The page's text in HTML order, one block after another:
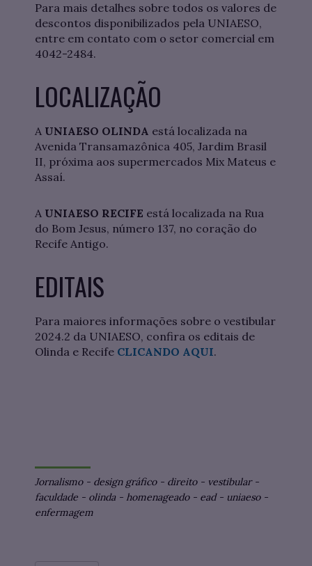
Para mais detalhes sobre todos os valores de
descontos disponibilizados pela UNIAESO,
entre em contato com o setor comercial em
4042-2484.
LOCALIZAÇÃO
A UNIAESO OLINDA está localizada na
Avenida Transamazônica 405, Jardim Brasil
II, próxima aos supermercados Mix Mateus e
Assaí.
A UNIAESO RECIFE está localizada na Rua
do Bom Jesus, número 137, no coração do
Recife Antigo.
EDITAIS
Para maiores informações sobre o vestibular
2024.2 da UNIAESO, confira os editais de
Olinda e Recife CLICANDO AQUI.
Jornalismo- design gráfico- direito- vestibular-
faculdade - olinda - homenageado- ead- uniaeso-
enfermagem